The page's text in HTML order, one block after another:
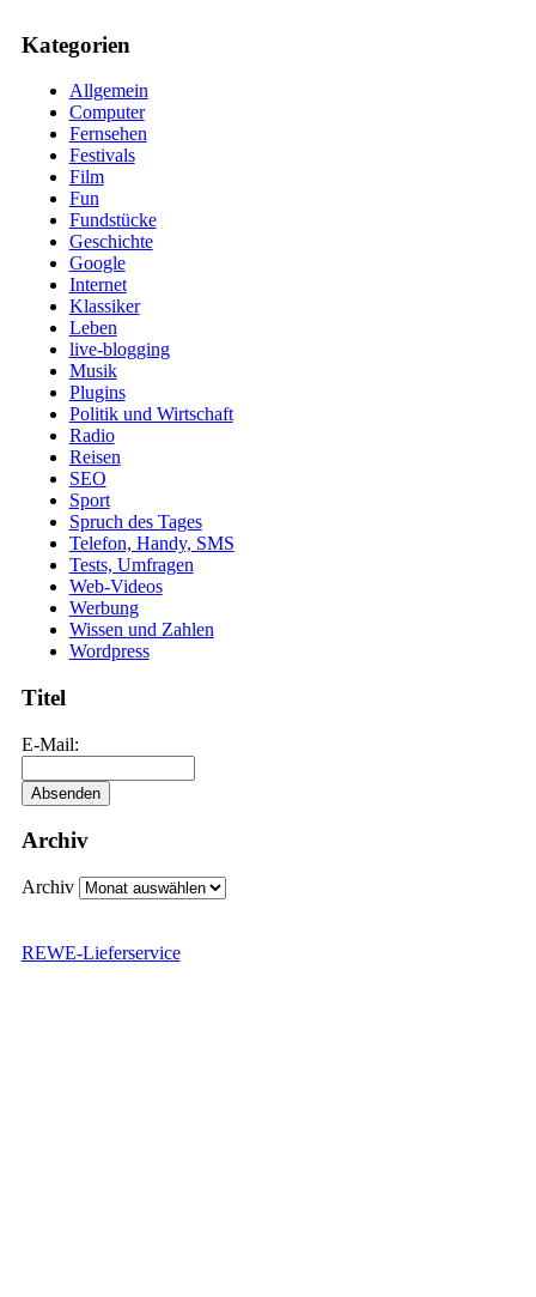
Kategorien
Allgemein
Computer
Fernsehen
Festivals
Film
Fun
Fundstücke
Geschichte
Google
Internet
Klassiker
Leben
live-blogging
Musik
Plugins
Politik und Wirtschaft
Radio
Reisen
SEO
Sport
Spruch des Tages
Telefon, Handy, SMS
Tests, Umfragen
Web-Videos
Werbung
Wissen und Zahlen
Wordpress
Titel
E-Mail:
Archiv
Archiv
REWE-Lieferservice